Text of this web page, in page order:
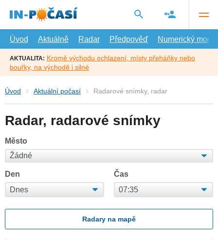
hlavní
Úvod
Aktuálně Radar Předpověď Numerický model
AKTUALITA: Kromě východu ochlazení, místy přeháňky nebo
bouřky, na východě i silné
Úvod Aktuální počasí Radarové snímky, radar
Radar, radarové snímky
Město
Den Čas
Radary na mapě